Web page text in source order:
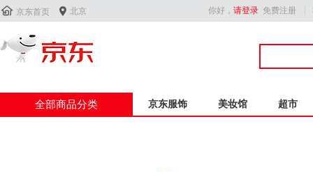
 京东首页  北京 你好， 请登录 免费注册
全部商品分类 京东服饰 美妆馆 超市